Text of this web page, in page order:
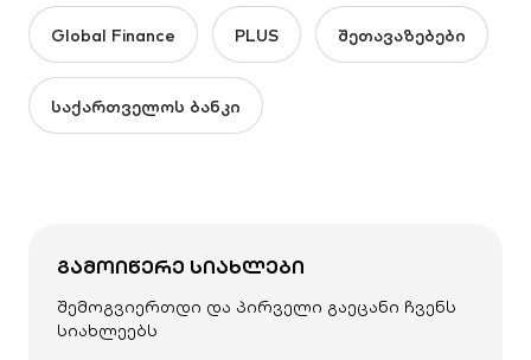
Global Finance PLUS შეთავაზებები
საქართველოს ბანკი
ᲒᲐᲛᲝᲘᲬᲔᲠᲔ ᲡᲘᲐᲮᲚᲔᲑᲘ
შემოგვიერთდი და პირველი გაეცანი ჩვენს
სიახლეებს